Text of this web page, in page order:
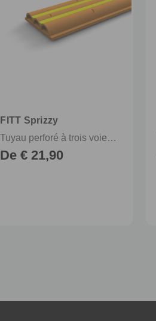
FITT Sprizzy
Tuyau perforé à trois voies pour arrosage à jet et à imprégnation
De € 21,90